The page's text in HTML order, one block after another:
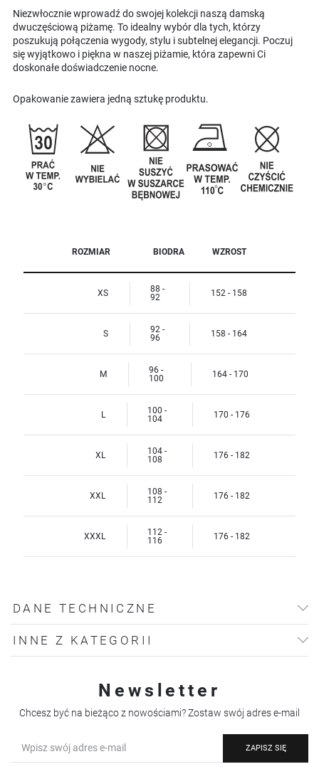
Niezwłocznie wprowadź do swojej kolekcji naszą damską
dwuczęściową piżamę. To idealny wybór dla tych, którzy
poszukują połączenia wygody, stylu i subtelnej elegancji. Poczuj
się wyjątkowo i piękna w naszej piżamie, która zapewni Ci
doskonałe doświadczenie nocne.
Opakowanie zawiera jedną sztukę produktu.
ROZMIAR BIODRA WZROST
XS
88 -
92
152 - 158
S
92 -
96
158 - 164
M
96 -
100
164 - 170
L
100 -
104
170 - 176
XL
104 -
108
176 - 182
XXL
108 -
112
176 - 182
XXXL
112 -
116
176 - 182
DANE TECHNICZNE
INNE Z KATEGORII
Newsletter
Chcesz być na bieżąco z nowościami? Zostaw swój adres e-mail
ZAPISZ SIĘ